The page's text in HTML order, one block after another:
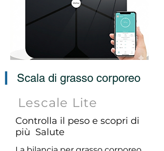
Scala di grasso corporeo
Lescale Lite
Controlla il peso e scopri di
più Salute